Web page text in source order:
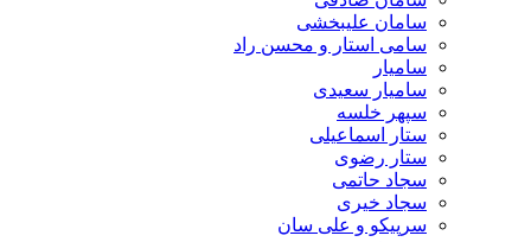
سامان علیبخشی
سامی استار و محسن راد
سامیار
سامیار سعیدی
سپهر خلسه
ستار اسماعیلی
ستار رضوی
سجاد حاتمی
سجاد خیری
سرپیکو و علی سان